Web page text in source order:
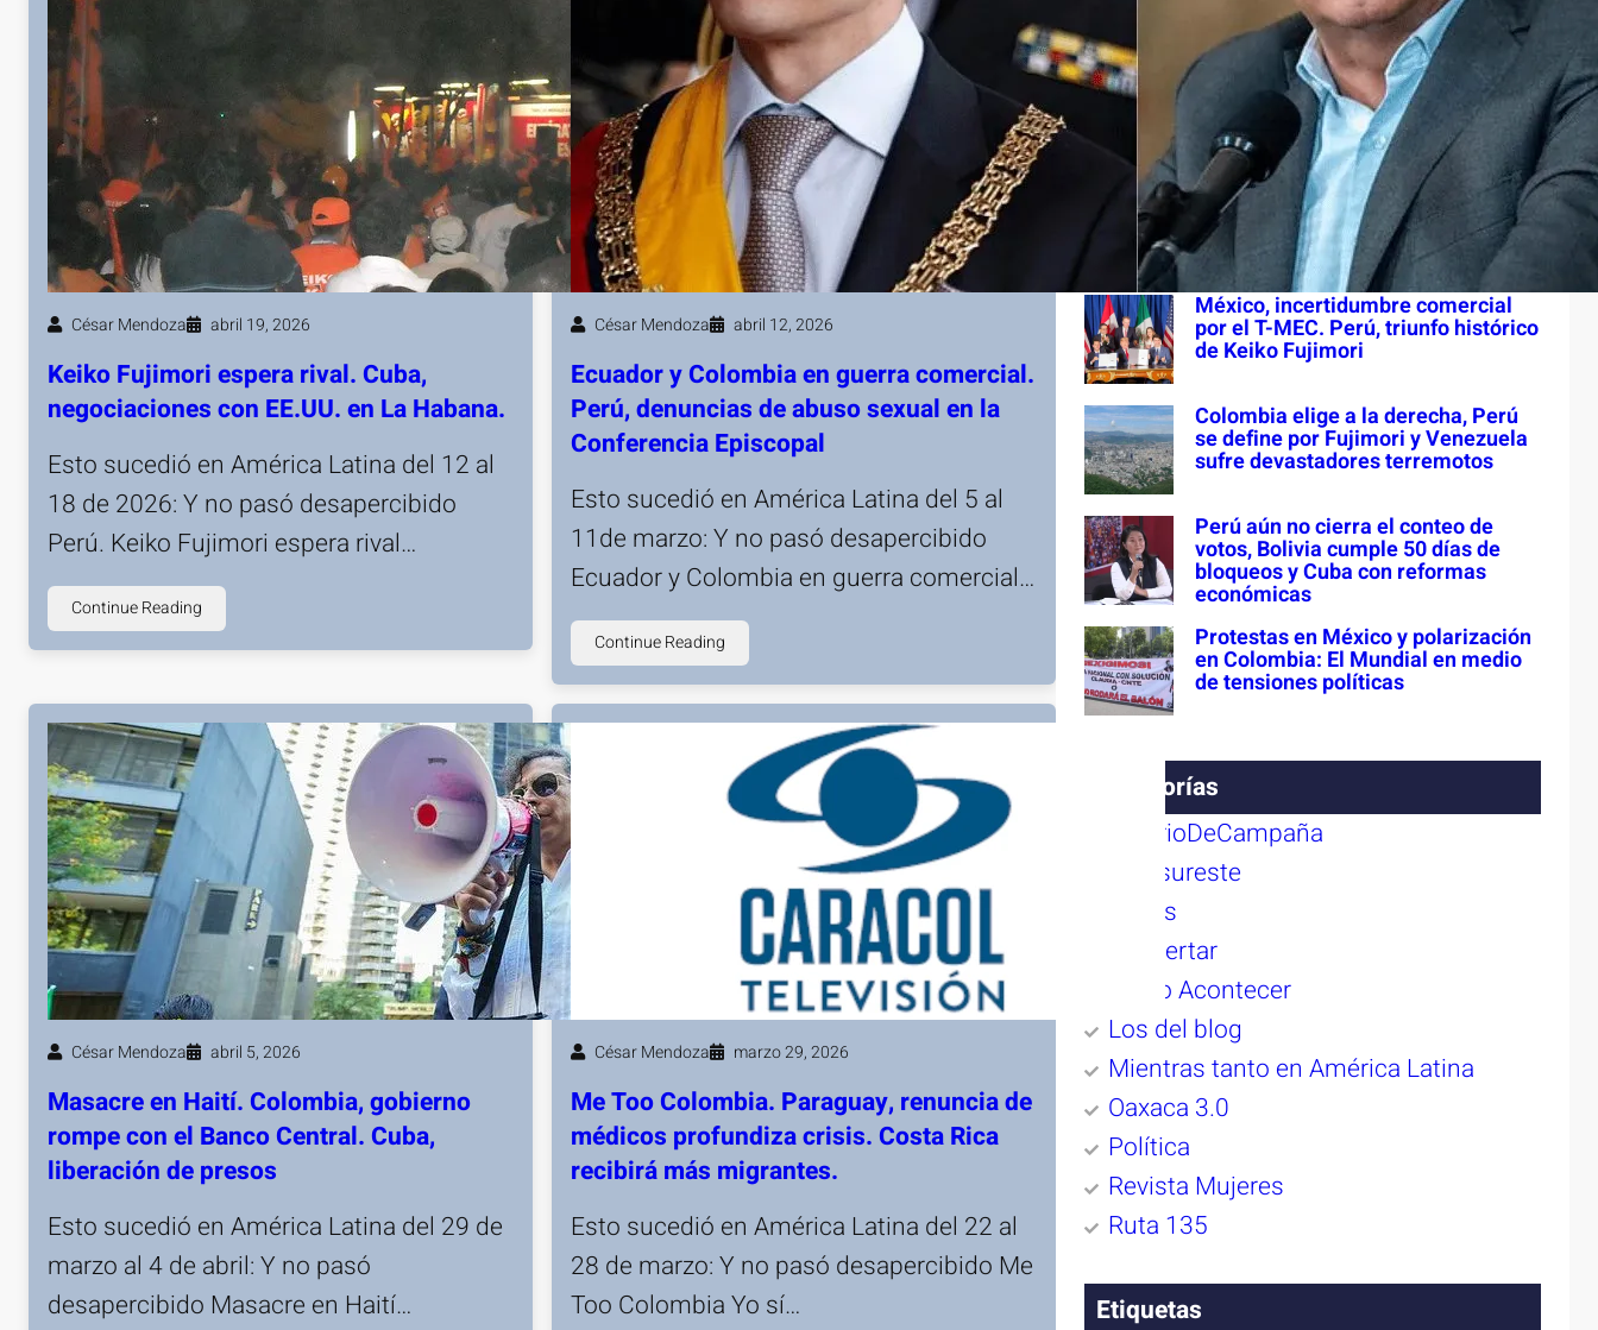
César Mendoza abril 19, 2026
Keiko Fujimori espera rival. Cuba,
negociaciones con EE.UU. en La Habana.
Esto sucedió en América Latina del 12 al
18 de 2026: Y no pasó desapercibido
Perú. Keiko Fujimori espera rival…
Continue Reading
César Mendoza abril 12, 2026
Ecuador y Colombia en guerra comercial.
Perú, denuncias de abuso sexual en la
Conferencia Episcopal
Esto sucedió en América Latina del 5 al
11de marzo: Y no pasó desapercibido
Ecuador y Colombia en guerra comercial…
Continue Reading
César Mendoza abril 5, 2026
Masacre en Haití. Colombia, gobierno
rompe con el Banco Central. Cuba,
liberación de presos
Esto sucedió en América Latina del 29 de
marzo al 4 de abril: Y no pasó
desapercibido Masacre en Haití…
César Mendoza marzo 29, 2026
Me Too Colombia. Paraguay, renuncia de
médicos profundiza crisis. Costa Rica
recibirá más migrantes.
Esto sucedió en América Latina del 22 al
28 de marzo: Y no pasó desapercibido Me
Too Colombia Yo sí…
e
a
r
Últimas entradas
Colombia en turbulencia
institucional. Paraguay y el
racismo. Cuba ¿dónde está LMOA?
México, incertidumbre comercial
por el T-MEC. Perú, triunfo histórico
de Keiko Fujimori
Colombia elige a la derecha, Perú
se define por Fujimori y Venezuela
sufre devastadores terremotos
Perú aún no cierra el conteo de
votos, Bolivia cumple 50 días de
bloqueos y Cuba con reformas
económicas
Protestas en México y polarización
en Colombia: El Mundial en medio
de tensiones políticas
Categorías
#DiarioDeCampaña
ADNsureste
Buzos
Despertar
Diario Acontecer
Los del blog
Mientras tanto en América Latina
Oaxaca 3.0
Política
Revista Mujeres
Ruta 135
Etiquetas